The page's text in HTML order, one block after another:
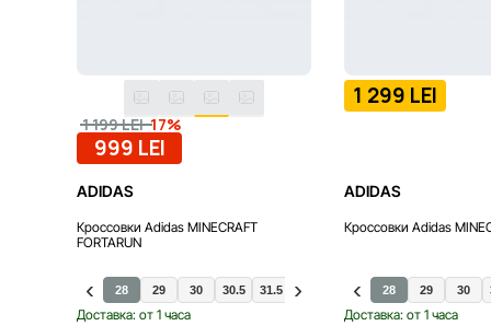
1 199 LEI-17%
999 LEI
ADIDAS
Кроссовки Adidas MINECRAFT
FORTARUN
28 29 30 30.5 31.5 33.5 34 31
Доставка: от 1 часа
1 299 LEI
ADIDAS
Кроссовки Adidas
28 29 30
Доставка: от 1 часа